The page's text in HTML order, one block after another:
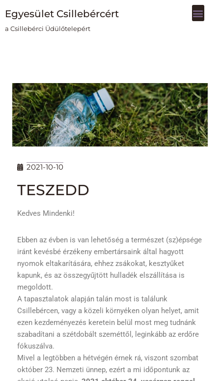
Skip
Egyesület Csillebércért
a Csillebérci Üdülőtelepért
2021-10-10
TESZEDD
Kedves Mindenki!
Ebben az évben is van lehetőség a természet (sz)épsége
iránt kevésbé érzékeny embertársaink által hagyott
nyomok eltakarítására, ehhez zsákokat, kesztyűket
kapunk, és az összegyűjtött hulladék elszállítása is
megoldott.
A tapasztalatok alapján talán most is találunk
Csillebércen, vagy a közeli környéken olyan helyet, amit
ezen kezdeményezés keretein belül most meg tudnánk
szabadítani a szétdobált szeméttől, leginkább az erdőre
fókuszálva.
Mivel a legtöbben a hétvégén érnek rá, viszont szombat
október 23. Nemzeti ünnep, ezért a mi időpontunk az